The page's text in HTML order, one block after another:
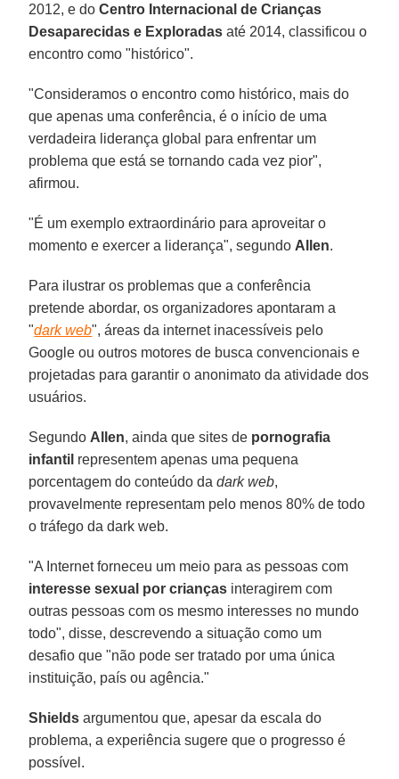
2012, e doCentro Internacional de Crianças
Desaparecidas e Exploradas até 2014, classificou o
encontro como "histórico".
"Consideramos o encontro como histórico, mais do
que apenas uma conferência, é o início de uma
verdadeira liderança global para enfrentar um
problema que está se tornando cada vez pior",
afirmou.
"É um exemplo extraordinário para aproveitar o
momento e exercer a liderança", segundo Allen.
Para ilustrar os problemas que a conferência
pretende abordar, os organizadores apontaram a
"dark web", áreas da internet inacessíveis pelo
Google ou outros motores de busca convencionais e
projetadas para garantir o anonimato da atividade dos
usuários.
Segundo Allen, ainda que sites de pornografia
infantil representem apenas uma pequena
porcentagem do conteúdo dadark web,
provavelmente representam pelo menos 80% de todo
o tráfego da dark web.
"A Internet forneceu um meio para as pessoas com
interesse sexual por crianças interagirem com
outras pessoas com os mesmo interesses no mundo
todo", disse, descrevendo a situação como um
desafio que "não pode ser tratado por uma única
instituição, país ou agência."
Shields argumentou que, apesar da escala do
problema, a experiência sugere que o progresso é
possível.